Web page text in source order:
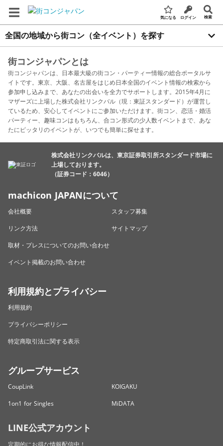
気になる ログイン 検索
全国の地域から街コン（全イベント）を探す
街コンジャパンとは
街コンジャパンは、日本最大級の街コン・パーティー情報の総合ポータルサ
イトです。東京、大阪、名古屋をはじめ日本全国のイベント情報の検索から
参加申し込みまで、あなたの出会いを全力でサポートします。2015年4月に
マザーズに上場した株式会社リンクバル（現：東証スタンダード）が運営し
ているため、安心してイベントにご参加いただけます。街コン、恋活・婚活
パーティー、趣味コンはもちろん、合コン形式の少人数イベントまで、あな
たにピッタリのイベントが、いつでも簡単に探せます。
株式会社リンクバルは、東京証券取引所スタンダード市場に
上場しております。
（証券コード：6046）
machicon JAPANについて
会社概要
スタッフ募集
リンク方法
サイトマップ
取材・プレスについてのお問い合わせ
イベント掲載のお問い合わせ
利用規約とプライバシー
利用規約
プライバシーポリシー
特定商取引法に関する表示
グループサービス
CoupLink
KOIGAKU
1on1 for Singles
MiDATA
LINE公式アカウント
定期的にお得な情報配信中！